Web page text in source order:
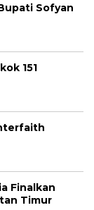
Sofyan
151
Finalkan
Timur